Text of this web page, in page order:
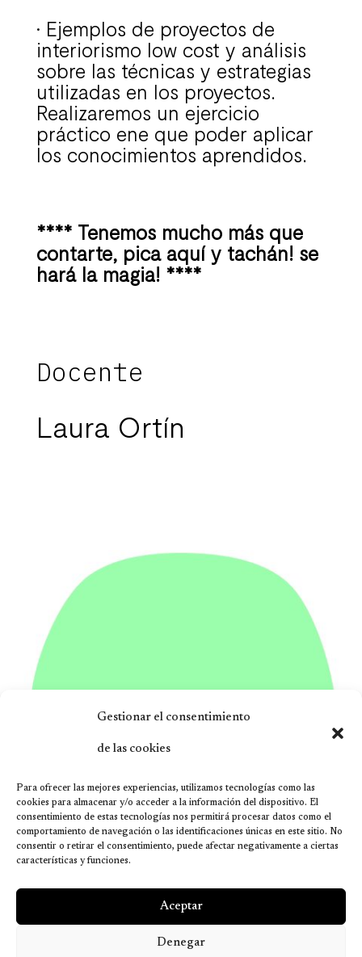
Gestionar el consentimiento
de las cookies
Para ofrecer las mejores experiencias, utilizamos tecnologías como las
cookies para almacenar y/o acceder a la información del dispositivo. El
consentimiento de estas tecnologías nos permitirá procesar datos como el
comportamiento de navegación o las identificaciones únicas en este sitio. No
consentir o retirar el consentimiento, puede afectar negativamente a ciertas
características y funciones.
Aceptar
Denegar
• Ejemplos de proyectos de
interiorismo low cost y análisis
sobre las técnicas y estrategias
utilizadas en los proyectos.
Realizaremos un ejercicio
práctico ene que poder aplicar
los conocimientos aprendidos.
**** Tenemos mucho más que
contarte, pica aquí y tachán! se
hará la magia! ****
Docente
Laura Ortín